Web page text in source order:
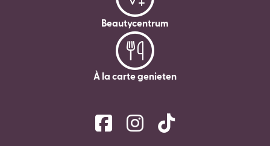
Beautycentrum
À la carte genieten